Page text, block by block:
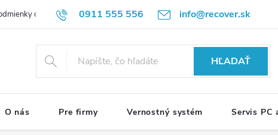
0911 555 556 info@recover.sk
ochrany osobných údajov Formulár na odstúpenie od zmluvy
HĽADAŤ
O nás Pre firmy Vernostný systém Servis PC